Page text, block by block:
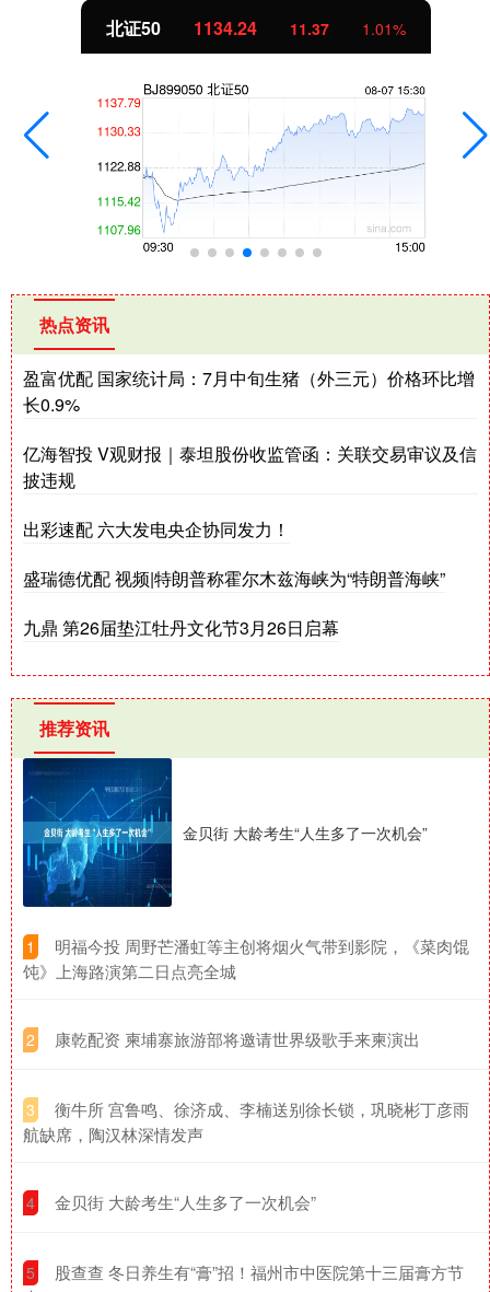
北证50 1134.24 11.37 1.01%
热点资讯
盈富优配 国家统计局：7月中旬生猪（外三元）价格环比增
长0.9%
亿海智投 V观财报｜泰坦股份收监管函：关联交易审议及信
披违规
出彩速配 六大发电央企协同发力！
盛瑞德优配 视频|特朗普称霍尔木兹海峡为“特朗普海峡”
九鼎 第26届垫江牡丹文化节3月26日启幕
推荐资讯
金贝街 大龄考生“人生多了一次机会”
1
​明福今投 周野芒潘虹等主创将烟火气带到影院，《菜肉馄
饨》上海路演第二日点亮全城
2 ​康乾配资 柬埔寨旅游部将邀请世界级歌手来柬演出
3
​衡牛所 宫鲁鸣、徐济成、李楠送别徐长锁，巩晓彬丁彦雨
航缺席，陶汉林深情发声
4 ​金贝街 大龄考生“人生多了一次机会”
5
​股查查 冬日养生有“膏”招！福州市中医院第十三届膏方节